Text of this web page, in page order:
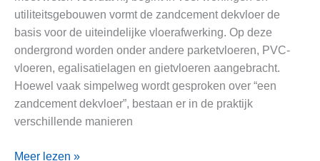
utiliteitsgebouwen vormt de zandcement dekvloer de
basis voor de uiteindelijke vloerafwerking. Op deze
ondergrond worden onder andere parketvloeren, PVC-
vloeren, egalisatielagen en gietvloeren aangebracht.
Hoewel vaak simpelweg wordt gesproken over “een
zandcement dekvloer”, bestaan er in de praktijk
verschillende manieren
Gesmeerde
Meer lezen »